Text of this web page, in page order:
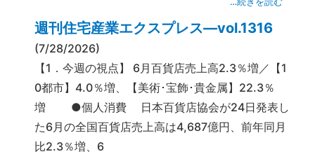
週刊住宅産業エクスプレス―vol.1316
(7/28/2026)
【1．今週の視点】 6月百貨店売上高2.3％増／【1
0都市】4.0％増、【美術･宝飾･貴金属】22.3％
増 ●個人消費 日本百貨店協会が24日発表し
た6月の全国百貨店売上高は4,687億円、前年同月
比2.3％増、6